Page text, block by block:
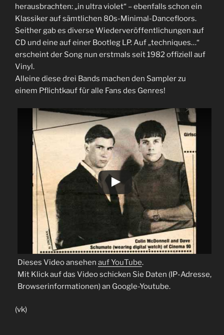
herausbrachten: „in ultra violet“ – ebenfalls schon ein
Klassiker auf sämtlichen 80s-Minimal-Dancefloors.
Seither gab es diverse Wiederveröffentlichungen auf
CD und eine auf einer Bootleg LP. Auf „techniques…“
erscheint der Song nun erstmals seit 1982 offiziell auf
Vinyl.
Alleine diese drei Bands machen den Sampler zu
einem Pflichtkauf für alle Fans des Genres!
Dieses Video ansehen auf YouTube.
Mit Klick auf das Video schicken Sie Daten (IP-Adresse,
Browserinformationen) an Google-Youtube.
(vk)